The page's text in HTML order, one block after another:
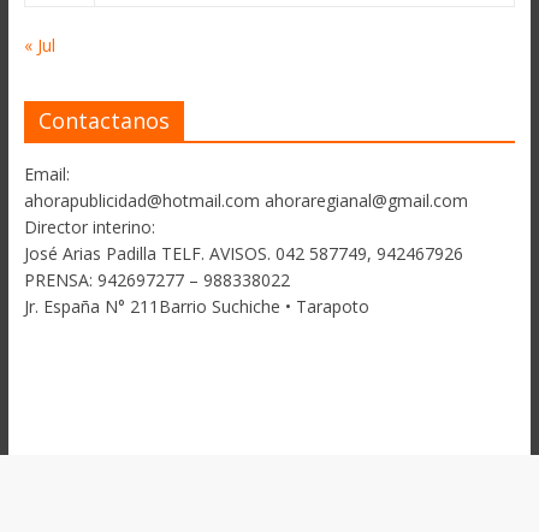
« Jul
Contactanos
Email:
ahorapublicidad@hotmail.com ahoraregianal@gmail.com
Director interino:
José Arias Padilla TELF. AVISOS. 042 587749, 942467926
PRENSA: 942697277 – 988338022
Jr. España N° 211Barrio Suchiche • Tarapoto